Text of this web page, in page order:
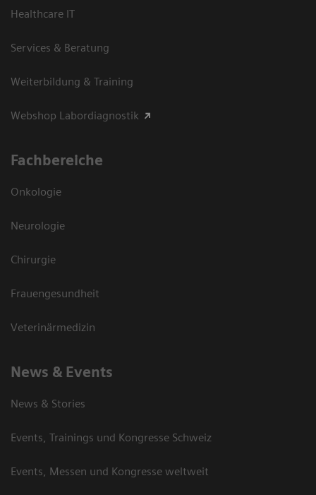
Healthcare IT
Services & Beratung
Weiterbildung & Training
Webshop Labordiagnostik
Fachbereiche
Onkologie
Neurologie
Chirurgie
Frauengesundheit
Veterinärmedizin
News & Events
News & Stories
Events, Trainings und Kongresse Schweiz
Events, Messen und Kongresse weltweit